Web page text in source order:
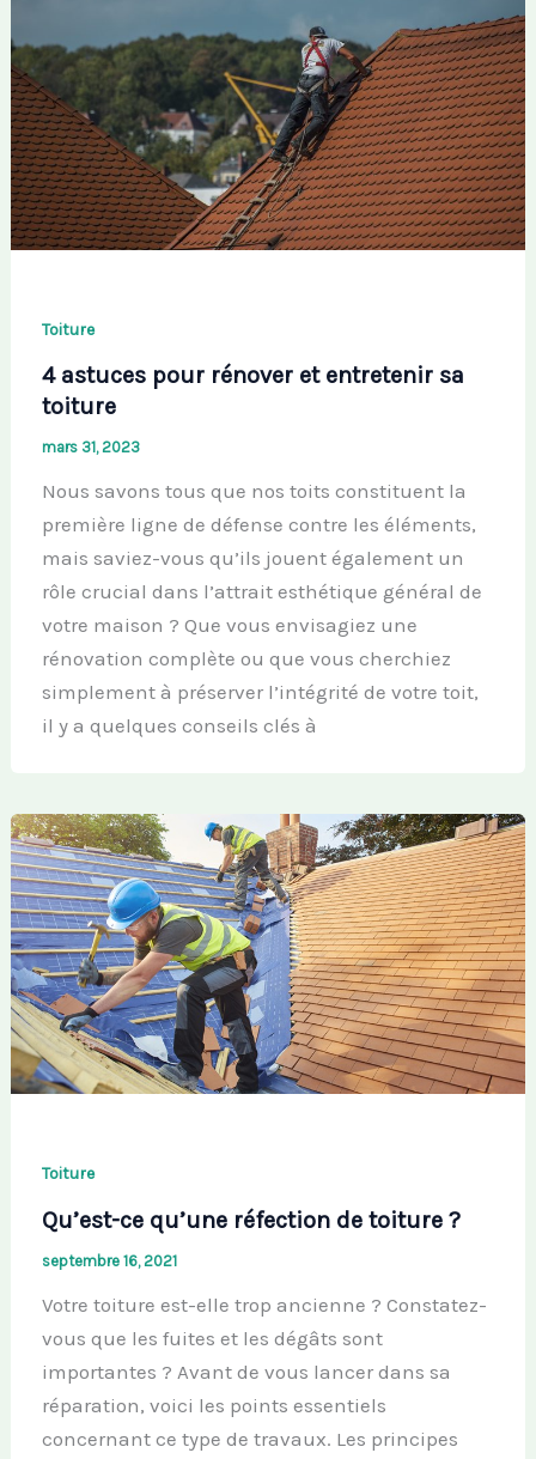
Toiture
4 astuces pour rénover et entretenir sa
toiture
mars 31, 2023
Nous savons tous que nos toits constituent la
première ligne de défense contre les éléments,
mais saviez-vous qu’ils jouent également un
rôle crucial dans l’attrait esthétique général de
votre maison ? Que vous envisagiez une
rénovation complète ou que vous cherchiez
simplement à préserver l’intégrité de votre toit,
il y a quelques conseils clés à
Toiture
Qu’est-ce qu’une réfection de toiture ?
septembre 16, 2021
Votre toiture est-elle trop ancienne ? Constatez-
vous que les fuites et les dégâts sont
importantes ? Avant de vous lancer dans sa
réparation, voici les points essentiels
concernant ce type de travaux. Les principes